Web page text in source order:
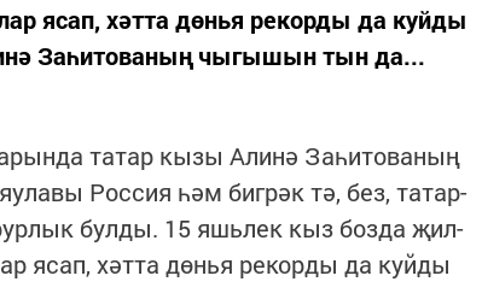
ясап, хәт­та дөнья ре­кор­ды да куй­ды
За­һи­то­ва­ның чы­гы­шын тын да...
та­тар кы­зы Али­нә За­һи­то­ва­ның
Рос­сия һәм биг­рәк тә, без, та­тар­
бул­ды. 15 яшь­лек кыз боз­да җил­
ясап, хәт­та дөнья ре­кор­ды да куй­ды